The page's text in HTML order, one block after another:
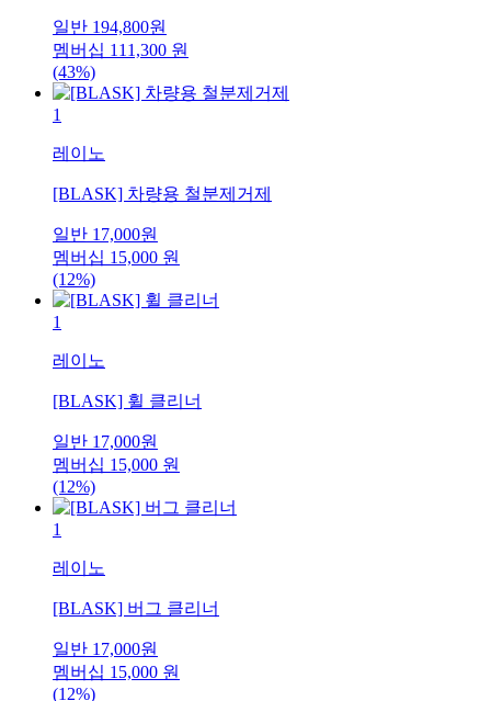
일반 194,800원
멤버십 111,300 원
(43%)
1
레이노
[BLASK] 차량용 철분제거제
일반 17,000원
멤버십 15,000 원
(12%)
1
레이노
[BLASK] 휠 클리너
일반 17,000원
멤버십 15,000 원
(12%)
1
레이노
[BLASK] 버그 클리너
일반 17,000원
멤버십 15,000 원
(12%)